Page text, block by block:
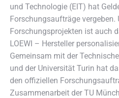
und Technologie (EIT) hat
Forschungsaufträge vergeben.
Forschungsprojekten ist auch
LOEWI – Hersteller
Gemeinsam mit der
und der Universität Turin hat
den offiziellen
Zusammenarbeit der TU